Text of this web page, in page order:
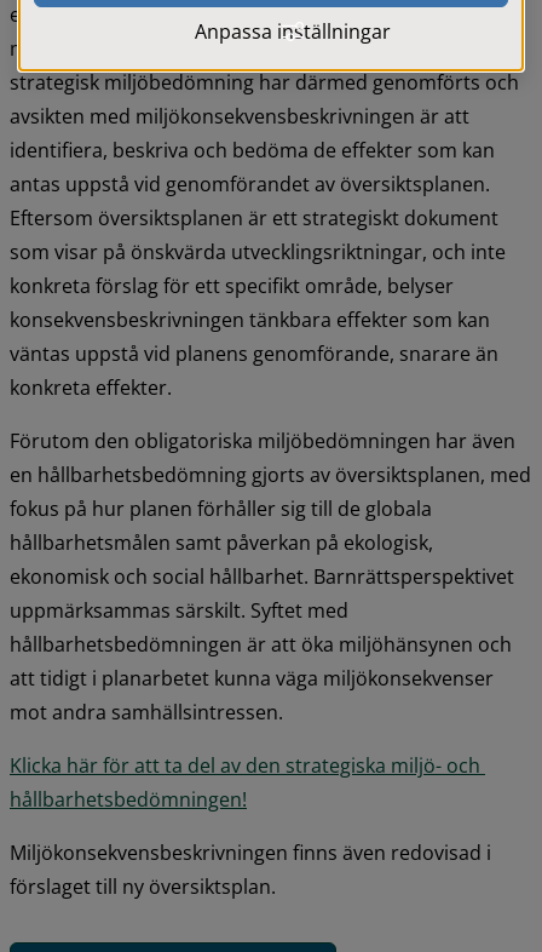
en betydande miljöpåverkan, vilket medför att en
miljökonsekvensbeskrivning skall upprättas. En
strategisk miljöbedömning har därmed genomförts och
avsikten med miljökonsekvensbeskrivningen är att
identifiera, beskriva och bedöma de effekter som kan
antas uppstå vid genomförandet av översiktsplanen.
Eftersom översiktsplanen är ett strategiskt dokument
som visar på önskvärda utvecklingsriktningar, och inte
konkreta förslag för ett specifikt område, belyser
konsekvensbeskrivningen tänkbara effekter som kan
väntas uppstå vid planens genomförande, snarare än
konkreta effekter.
Förutom den obligatoriska miljöbedömningen har även
en hållbarhetsbedömning gjorts av översiktsplanen, med
fokus på hur planen förhåller sig till de globala
hållbarhetsmålen samt påverkan på ekologisk,
ekonomisk och social hållbarhet. Barnrättsperspektivet
uppmärksammas särskilt. Syftet med
hållbarhetsbedömningen är att öka miljöhänsynen och
att tidigt i planarbetet kunna väga miljökonsekvenser
mot andra samhällsintressen.
Klicka här för att ta del av den strategiska miljö- och
hållbarhetsbedömningen!
Miljökonsekvensbeskrivningen finns även redovisad i
förslaget till ny översiktsplan.
Anpassa inställningar